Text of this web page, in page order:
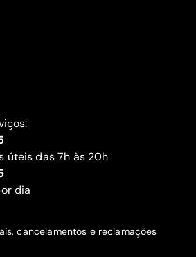
úteis das 7h às 20h
dia
cancelamentos e reclamações